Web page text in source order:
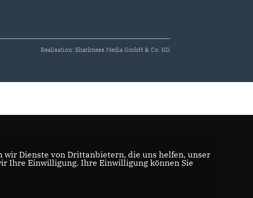
Realisation: Sharkness Media GmbH & Co. KG
wir Dienste von Drittanbietern, die uns helfen, unser
Ihre Einwilligung. Ihre Einwilligung können Sie